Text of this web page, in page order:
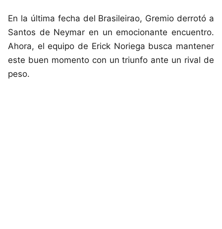
En la última fecha del Brasileirao, Gremio derrotó a
Santos de Neymar en un emocionante encuentro.
Ahora, el equipo de Erick Noriega busca mantener
este buen momento con un triunfo ante un rival de
peso.